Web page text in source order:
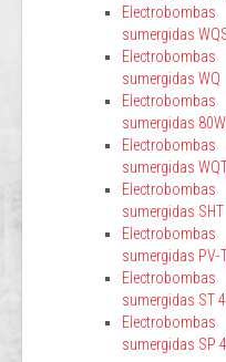
Electrobombas
sumergidas
Electrobombas
sumergidas WQ
Electrobombas
sumergidas
Electrobombas
sumergidas
Electrobombas
sumergidas SHT
Electrobombas
sumergidas PV-
Electrobombas
sumergidas ST
Electrobombas
sumergidas SP